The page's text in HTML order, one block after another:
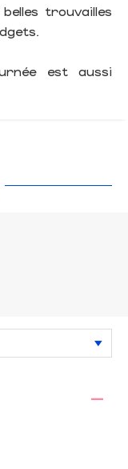
trouvailles
est aussi
—